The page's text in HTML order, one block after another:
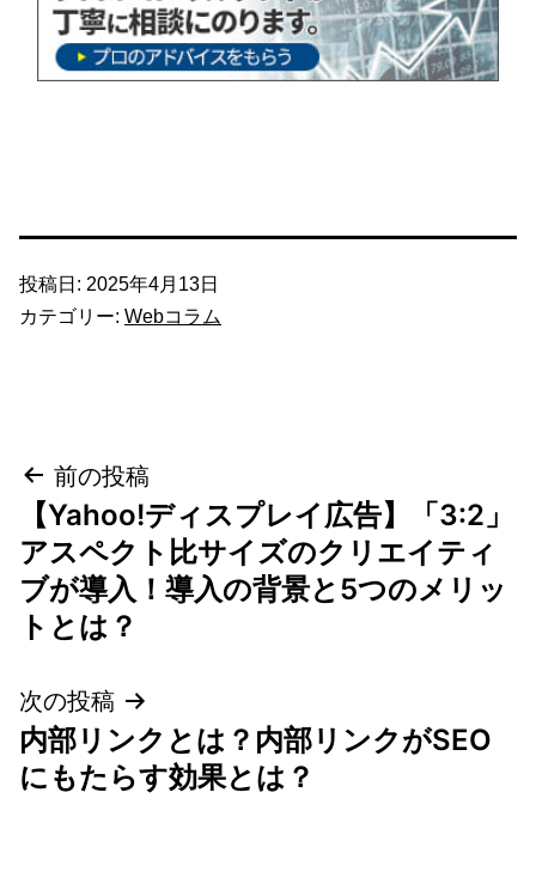
投稿日: 2025年4月13日
カテゴリー: Webコラム
投
稿
ナ
ビ
ゲ
ー
前の投稿
【Yahoo!ディスプレイ広告】「3:2」
アスペクト比サイズのクリエイティ
ブが導入！導入の背景と5つのメリッ
トとは？
次の投稿
内部リンクとは？内部リンクがSEO
にもたらす効果とは？